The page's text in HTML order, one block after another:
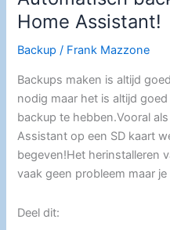
Home Assistant!
Backup / Frank Mazzone
Backups maken is altijd
nodig maar het is altijd
backup te hebben.Vooral
Assistant op een SD kaart
begeven!Het herinstalleren
vaak geen probleem maar
Deel dit: